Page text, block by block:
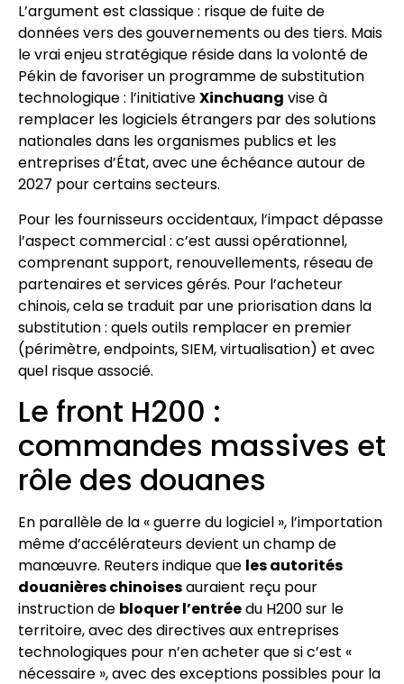
L’argument est classique : risque de fuite de
données vers des gouvernements ou des tiers. Mais
le vrai enjeu stratégique réside dans la volonté de
Pékin de favoriser un programme de substitution
technologique : l’initiativeXinchuang vise à
remplacer les logiciels étrangers par des solutions
nationales dans les organismes publics et les
entreprises d’État, avec une échéance autour de
2027 pour certains secteurs.
Pour les fournisseurs occidentaux, l’impact dépasse
l’aspect commercial : c’est aussi opérationnel,
comprenant support, renouvellements, réseau de
partenaires et services gérés. Pour l’acheteur
chinois, cela se traduit par une priorisation dans la
substitution : quels outils remplacer en premier
(périmètre, endpoints, SIEM, virtualisation) et avec
quel risque associé.
Le front H200 :
commandes massives et
rôle des douanes
En parallèle de la « guerre du logiciel », l’importation
même d’accélérateurs devient un champ de
manœuvre. Reuters indique que les autorités
douanières chinoisesauraient reçu pour
instruction de bloquer l’entréedu H200 sur le
territoire, avec des directives aux entreprises
technologiques pour n’en acheter que si c’est «
nécessaire », avec des exceptions possibles pour la